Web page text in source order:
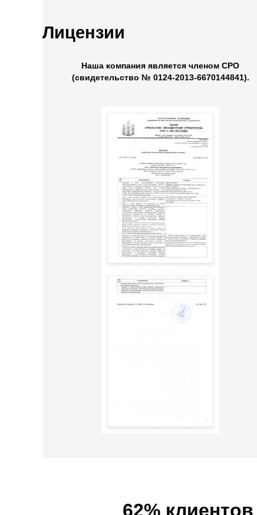
Лицензии
Наша компания является членом СРО
(свидетельство № 0124-2013-6670144841).
62%